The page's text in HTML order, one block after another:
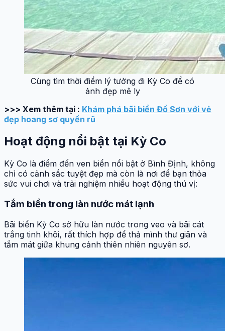
Cùng tìm thời điểm lý tưởng đi Kỳ Co để có
ảnh đẹp mê ly
>>> Xem thêm tại : Khám phá bãi biển Đồ Sơn với vẻ
đẹp hoang sơ quyến rũ
Hoạt động nổi bật tại Kỳ Co
Kỳ Co là điểm đến ven biển nổi bật ở Bình Định, không
chỉ có cảnh sắc tuyệt đẹp mà còn là nơi để bạn thỏa
sức vui chơi và trải nghiệm nhiều hoạt động thú vị:
Tắm biển trong làn nước mát lạnh
Bãi biển Kỳ Co sở hữu làn nước trong veo và bãi cát
trắng tinh khôi, rất thích hợp để thả mình thư giãn và
tắm mát giữa khung cảnh thiên nhiên nguyên sơ.